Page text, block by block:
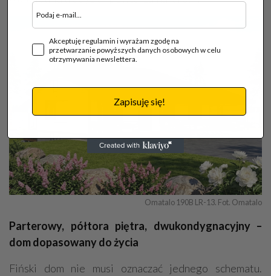
Omatalo 190B LR-13. Fot. Omatalo
Parterowy, półtora piętra, dwukondygnacyjny –
dom dopasowany do życia
Fiński dom nie musi oznaczać jednego schematu.
Akceptuję regulamin i wyrażam zgodę na
przetwarzanie powyższych danych osobowych w celu
otrzymywania newslettera.
Zapisuję się!